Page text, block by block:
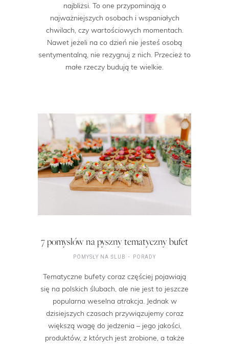
najbliżsi. To one przypominają o
najważniejszych osobach i wspaniałych
chwilach, czy wartościowych momentach.
Nawet jeżeli na co dzień nie jesteś osobą
sentymentalną, nie rezygnuj z nich. Przecież to
małe rzeczy budują te wielkie.
7 pomysłów na pyszny tematyczny bufet
POMYSŁY NA ŚLUB PORADY
Tematyczne bufety coraz częściej pojawiają
się na polskich ślubach, ale nie jest to jeszcze
popularna weselna atrakcja. Jednak w
dzisiejszych czasach przywiązujemy coraz
większą wagę do jedzenia – jego jakości,
produktów, z których jest zrobione, a także